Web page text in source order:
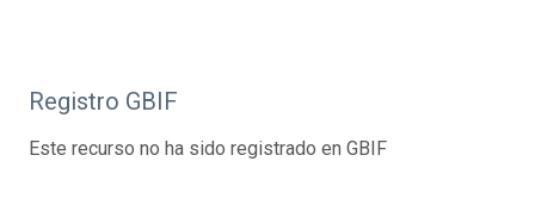
Registro GBIF
Este recurso no ha sido registrado en GBIF